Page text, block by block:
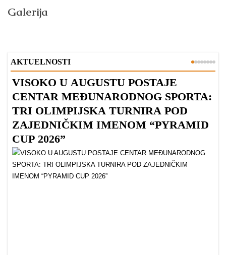
Galerija
AKTUELNOSTI
VISOKO U AUGUSTU POSTAJE
CENTAR MEĐUNARODNOG SPORTA:
TRI OLIMPIJSKA TURNIRA POD
ZAJEDNIČKIM IMENOM “PYRAMID
CUP 2026”